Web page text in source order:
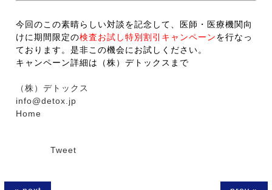
今回のこの素晴らしい対談を記念して、医師・医療機関向
けに期間限定の検査お試し特別割引キャンペーンを行なっ
ております。是非この機会にお試しください。
キャンペーン詳細は（株）デトックスまで
（株）デトックス
info@detox.jp
Home
Tweet